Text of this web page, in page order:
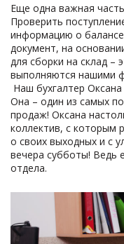
Еще одна важная
Проверить
информацию о
документ, на
для сборки на склад –
выполняются нашими
Наш бухгалтер
Она – один из самых
продаж! Оксана
коллектив, с которым
о своих выходных и с
вечера субботы! Ведь
отдела.